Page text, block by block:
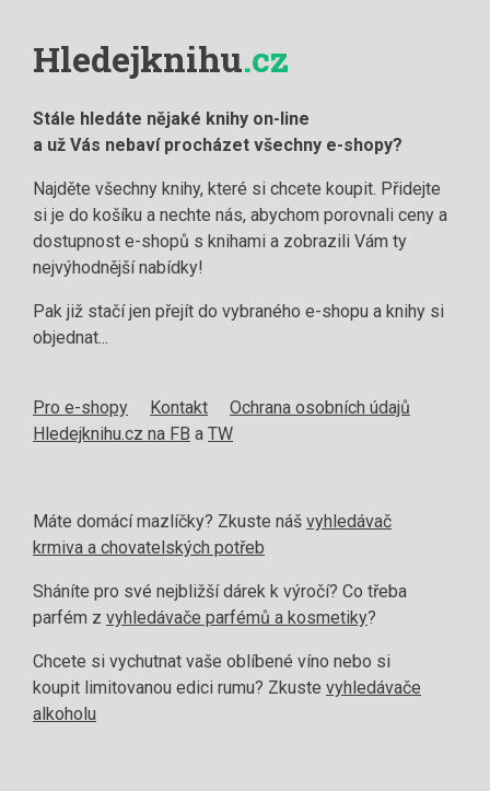
Hledejknihu.cz
Stále hledáte nějaké knihy on-line
a už Vás nebaví procházet všechny e-shopy?
Najděte všechny knihy, které si chcete koupit. Přidejte
si je do košíku a nechte nás, abychom porovnali ceny a
dostupnost e-shopů s knihami a zobrazili Vám ty
nejvýhodnější nabídky!
Pak již stačí jen přejít do vybraného e-shopu a knihy si
objednat...
Pro e-shopy Kontakt
Ochrana osobních údajů
Hledejknihu.cz na FB a TW
Máte domácí mazlíčky? Zkuste náš vyhledávač
krmiva a chovatelských potřeb
Sháníte pro své nejbližší dárek k výročí? Co třeba
parfém z vyhledávače parfémů a kosmetiky?
Chcete si vychutnat vaše oblíbené víno nebo si
koupit limitovanou edici rumu? Zkuste vyhledávače
alkoholu